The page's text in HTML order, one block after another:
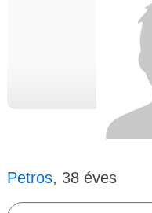
Petros, 38 éves